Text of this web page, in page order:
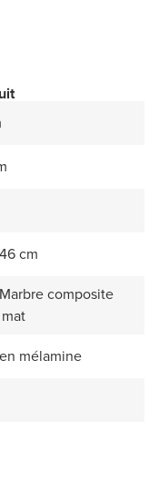
cm
composite
mélamine